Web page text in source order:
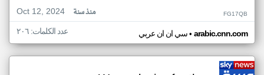
Oct 12, 2024
منذ سنة FG17QB
سي ان ان عربي• arabic.cnn.com عدد الكلمات: ٢٠٦